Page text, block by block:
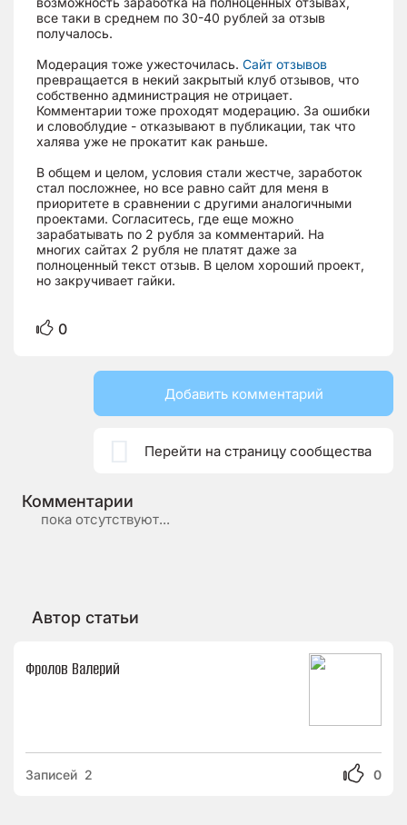
все таки в среднем по 30-40 рублей за отзыв
получалось.
Модерация тоже ужесточилась. Сайт отзывов
превращается в некий закрытый клуб отзывов, что
собственно администрация не отрицает.
Комментарии тоже проходят модерацию. За ошибки
и словоблудие - отказывают в публикации, так что
халява уже не прокатит как раньше.
В общем и целом, условия стали жестче, заработок
стал посложнее, но все равно сайт для меня в
приоритете в сравнении с другими аналогичными
проектами. Согласитесь, где еще можно
зарабатывать по 2 рубля за комментарий. На
многих сайтах 2 рубля не платят даже за
полноценный текст отзыв. В целом хороший проект,
но закручивает гайки.
0
Добавить комментарий
Перейти на страницу сообщества
Комментарии
пока отсутствуют...
Автор статьи
Фролов Валерий
0
Записей 2